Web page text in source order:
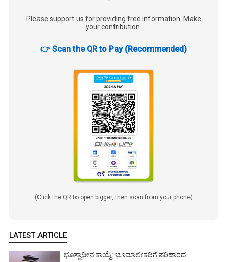
Please support us for providing free information. Make
your contribution.
👉 Scan the QR to Pay (Recommended)
(Click the QR to open bigger, then scan from your phone)
LATEST ARTICLE
ಭೂಸ್ವಾಧೀನ ಕಾಯ್ದೆ: ಭೂಮಾಲೀಕರಿಗೆ ಪರಿಹಾರದ